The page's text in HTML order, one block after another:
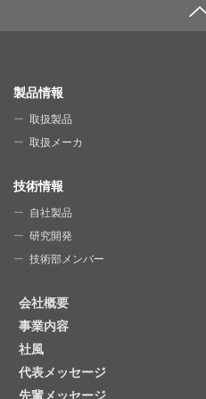
SITE MAP
製品情報
取扱製品
取扱メーカ
技術情報
自社製品
研究開発
技術部メンバー
会社概要
事業内容
社風
代表メッセージ
先輩メッセージ